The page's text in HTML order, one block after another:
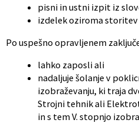
pisni in ustni izpit iz
izdelek oziroma
Po uspešno opravljenem
lahko zaposli ali
nadaljuje šolanje v
izobraževanju, ki traja
Strojni tehnik ali
in s tem V. stopnjo